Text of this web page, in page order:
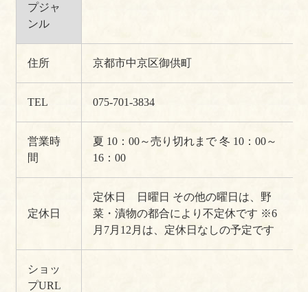
プジャ
ンル
住所 京都市中京区御供町
TEL 075-701-3834
営業時
間
夏 10：00～売り切れまで冬 10：00～
16：00
定休日
定休日 日曜日 その他の曜日は、野
菜・漬物の都合により不定休です ※6
月7月12月は、定休日なしの予定です
ショッ
プURL